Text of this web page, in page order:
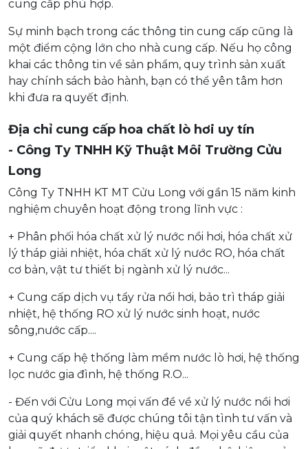
cung cấp phù hợp.
Sự minh bạch trong các thông tin cung cấp cũng là
một điểm cộng lớn cho nhà cung cấp. Nếu họ công
khai các thông tin về sản phẩm, quy trình sản xuất
hay chính sách bảo hành, bạn có thể yên tâm hơn
khi đưa ra quyết định.
Địa chỉ cung cấp hoa chất lò hơi uy tín
- Công Ty TNHH Kỹ Thuật Môi Trường Cửu
Long
Công Ty TNHH KT MT Cửu Long với gần 15 năm kinh
nghiệm chuyên hoạt động trong lĩnh vực :
+ Phân phối hóa chất xử lý nước nồi hơi, hóa chất xử
lý tháp giải nhiệt, hóa chất xử lý nước RO, hóa chất
cơ bản, vật tư thiết bị ngành xử lý nước...
+ Cung cấp dịch vụ tẩy rửa nồi hơi, bảo trì tháp giải
nhiệt, hệ thống RO xử lý nước sinh hoạt, nước
sông,nước cấp....
+ Cung cấp hệ thống làm mềm nước lò hơi, hệ thống
lọc nước gia đình, hệ thống R.O...
- Đến với Cửu Long mọi vấn đề về xử lý nước nồi hơi
của quý khách sẽ được chúng tôi tận tình tư vấn và
giải quyết nhanh chóng, hiệu quả. Mọi yêu cầu của